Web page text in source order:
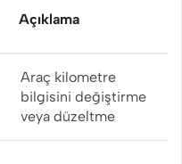
Açıklama
Araç kilometre
bilgisini değiştirme
veya düzeltme